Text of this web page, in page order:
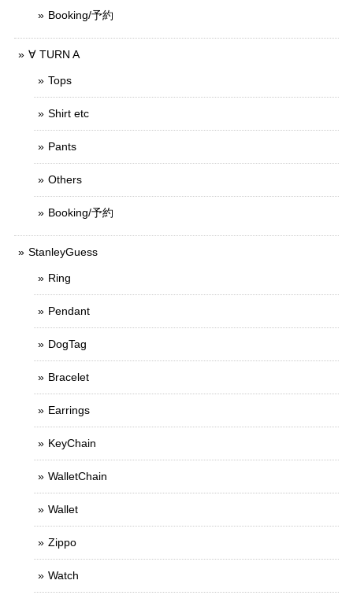
Booking/予約
∀ TURN A
Tops
Shirt etc
Pants
Others
Booking/予約
StanleyGuess
Ring
Pendant
DogTag
Bracelet
Earrings
KeyChain
WalletChain
Wallet
Zippo
Watch